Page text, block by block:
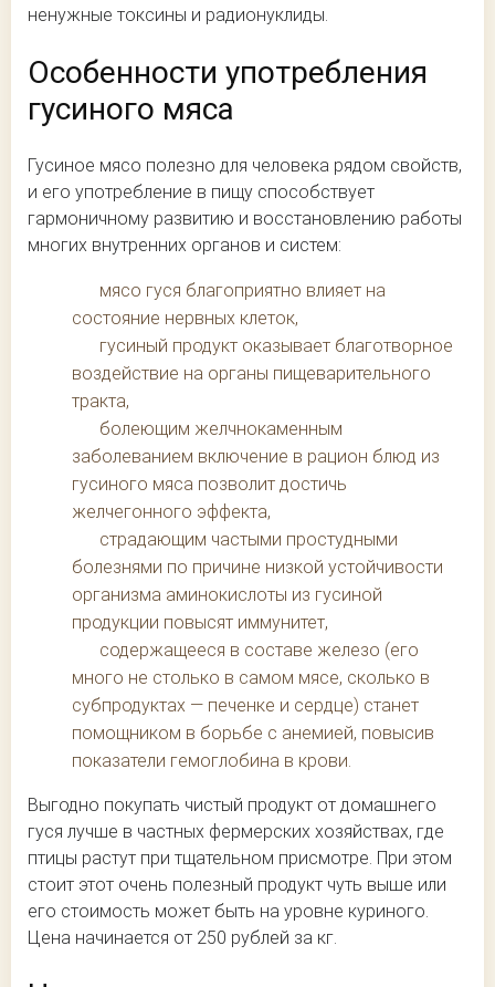
ненужные токсины и радионуклиды.
Особенности употребления
гусиного мяса
Гусиное мясо полезно для человека рядом свойств,
и его употребление в пищу способствует
гармоничному развитию и восстановлению работы
многих внутренних органов и систем:
мясо гуся благоприятно влияет на
состояние нервных клеток,
гусиный продукт оказывает благотворное
воздействие на органы пищеварительного
тракта,
болеющим желчнокаменным
заболеванием включение в рацион блюд из
гусиного мяса позволит достичь
желчегонного эффекта,
страдающим частыми простудными
болезнями по причине низкой устойчивости
организма аминокислоты из гусиной
продукции повысят иммунитет,
содержащееся в составе железо (его
много не столько в самом мясе, сколько в
субпродуктах — печенке и сердце) станет
помощником в борьбе с анемией, повысив
показатели гемоглобина в крови.
Выгодно покупать чистый продукт от домашнего
гуся лучше в частных фермерских хозяйствах, где
птицы растут при тщательном присмотре. При этом
стоит этот очень полезный продукт чуть выше или
его стоимость может быть на уровне куриного.
Цена начинается от 250 рублей за кг.